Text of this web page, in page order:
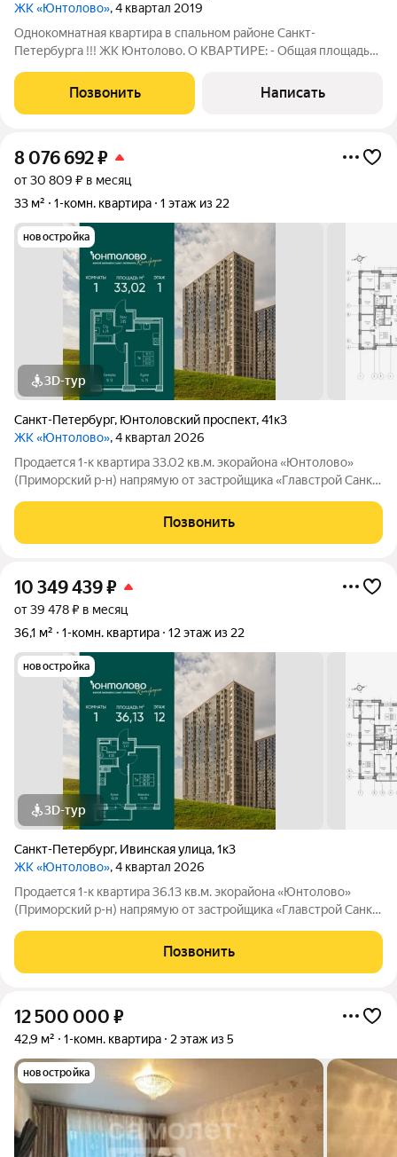
ЖК «Юнтолово», 4 квартал 2019
Однокомнатная квартира в спальном районе Санкт-
Петербурга !!! ЖК Юнтолово. О КВАРТИРЕ: - Общая площадь
Раздельный санузел 1,8+ 3,0 кв.м. - Балкон - 3,2 м2 - Квартира
располагается на
Позвонить Написать
8 076 692₽
от 30 809 ₽ в месяц
33 м²
1-комн. квартира 1 этаж из 22
новостройка
3D-тур
Санкт-Петербург, Юнтоловский проспект,41к3
ЖК «Юнтолово», 4 квартал 2026
Продаeтся 1-к квартира 33.02 кв.м. экорайона «Юнтолово»
(Приморский р-н) напрямую от застройщика «Главстрой Санкт-
и спецпредложения. Стоимость квартиры в объявлении
указaнa co cкидкой. О
Позвонить
10 349 439₽
от 39 478 ₽ в месяц
36,1 м²
1-комн. квартира 12 этаж из 22
новостройка
3D-тур
Санкт-Петербург, Ивинская улица,1к3
ЖК «Юнтолово», 4 квартал 2026
Продаeтся 1-к квартира 36.13 кв.м. экорайона «Юнтолово»
(Приморский р-н) напрямую от застройщика «Главстрой Санкт-
и спецпредложения. Стоимость квартиры в объявлении
указaнa co cкидкой. О
Позвонить
12 500 000 ₽
42,9 м² 1-комн. квартира 2 этаж из 5
новостройка